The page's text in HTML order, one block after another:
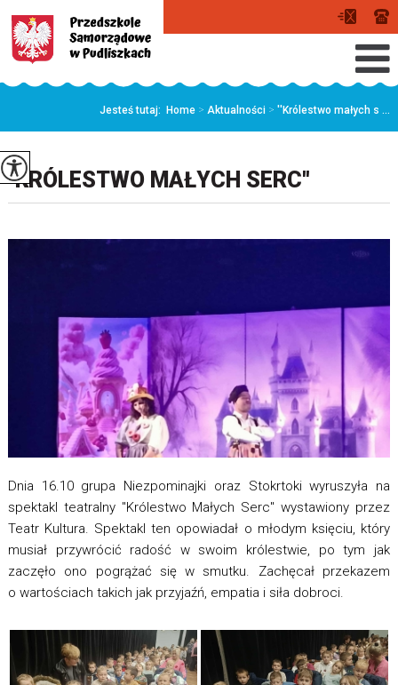
Jesteś tutaj: Home > Aktualności > ''Królestwo małych s ...
''KRÓLESTWO MAŁYCH SERC''
Dnia 16.10 grupa Niezpominajki oraz Stokrtoki wyruszyła na
spektakl teatralny "Królestwo Małych Serc" wystawiony przez
Teatr Kultura. Spektakl ten opowiadał o młodym księciu, który
musiał przywrócić radość w swoim królestwie, po tym jak
zaczęło ono pogrążać się w smutku. Zachęcał przekazem
o wartościach takich jak przyjaźń, empatia i siła dobroci.